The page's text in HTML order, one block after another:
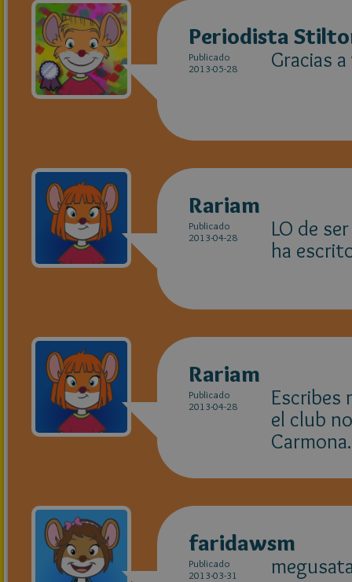
Periodista
Publicado
2013-05-28
Gracias
Rariam
Publicado
2013-04-28
LO de
ha
Rariam
Publicado
2013-04-28
Escribes
el club
Carmona.
faridawsm
Publicado
2013-03-31